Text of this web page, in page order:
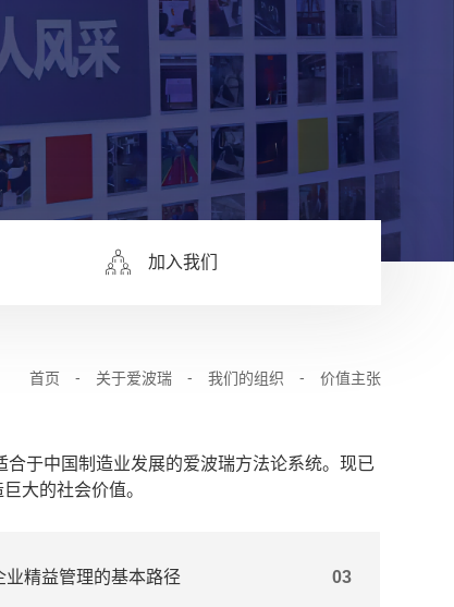
加入我们
首页 - 关于爱波瑞 - 我们的组织 - 价值主张
于中国制造业发展的爱波瑞方法论系统。现已
大的社会价值。
业精益管理的基本路径 03